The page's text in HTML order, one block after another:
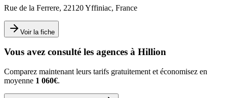
Rue de la Ferrere, 22120 Yffiniac, France
Voir la fiche
Vous avez consulté les agences à Hillion
Comparez maintenant leurs tarifs gratuitement et économisez en
moyenne 1 060€.